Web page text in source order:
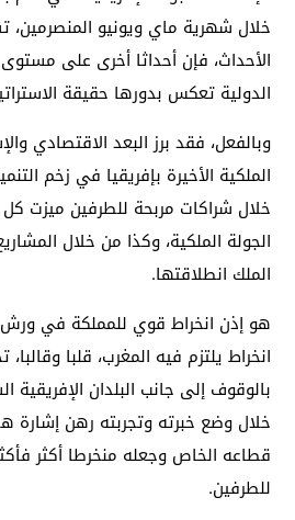
خلال شهرية ماي ويونيو المنصرمين،
الأحداث، فإن أحداثا أخرى على
الدولية تعكس بدورها حقيقة
وبالفعل، فقد برز البعد الاقتصادي
الملكية الأخيرة بإفريقيا في زخم
خلال شراكات مربحة للطرفين
الجولة الملكية، وكذا من خلال
الملك انطلاقتها.
هو إذن انخراط قوي للمملكة في ورش
انخراط يلتزم فيه المغرب، قلبا
بالوقوف إلى جانب البلدان
خلال وضع خبرته وتجربته رهن إشارة
قطاعه الخاص وجعله منخرطا أكثر
للطرفين.